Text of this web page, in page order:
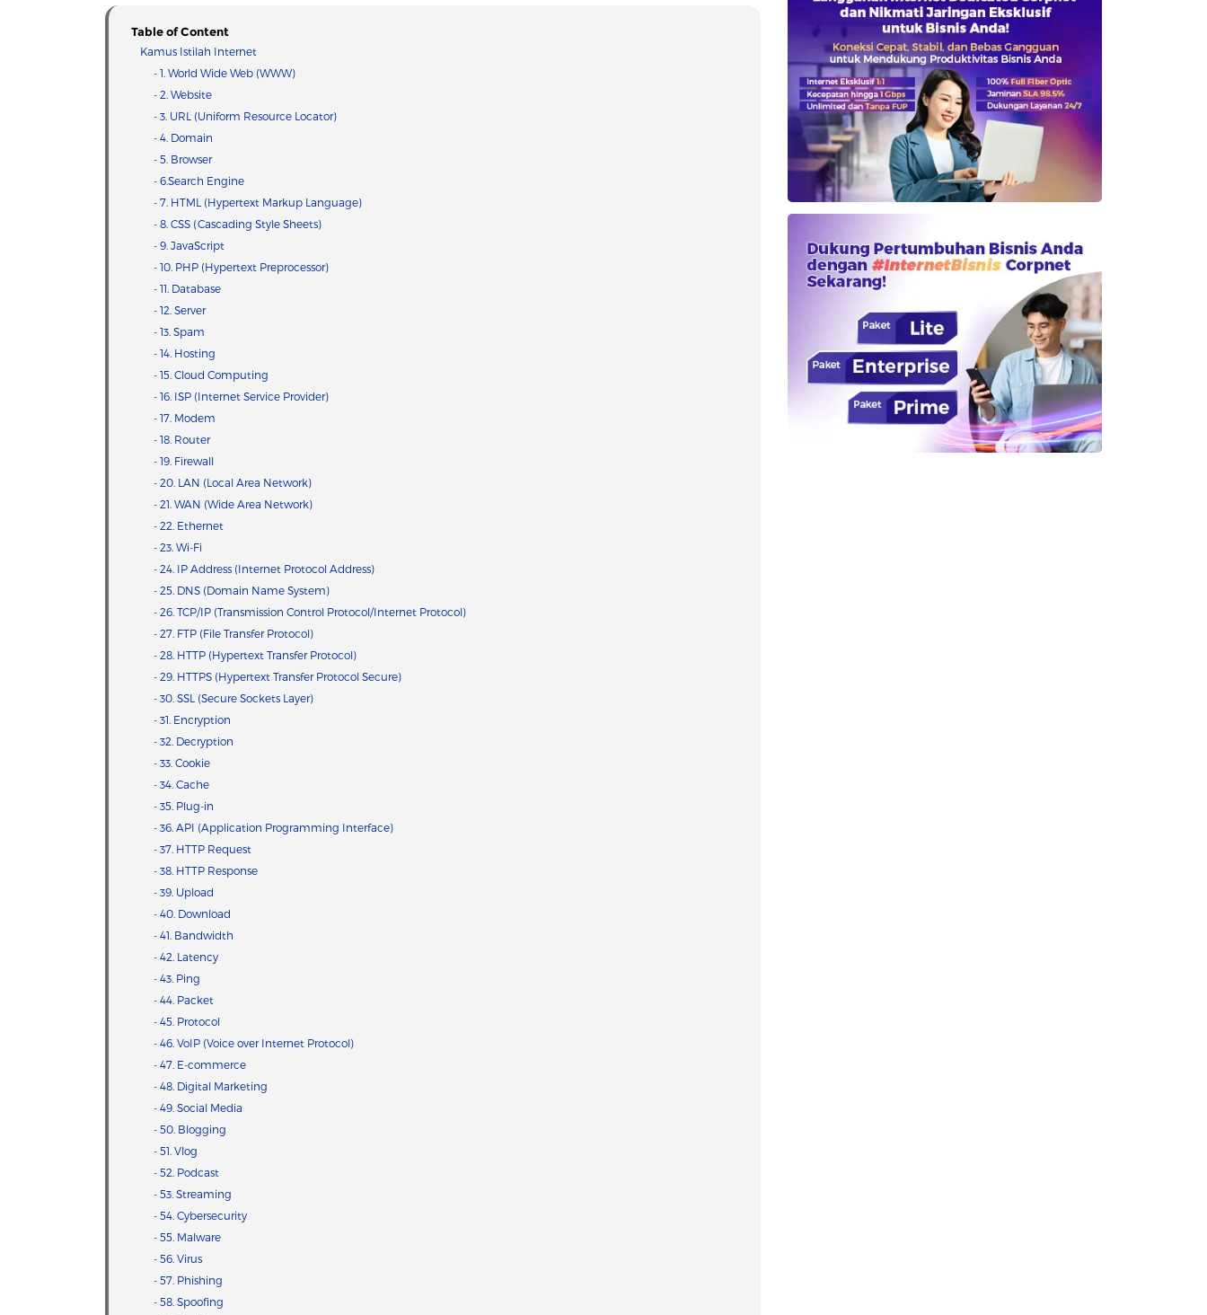
Table of Content
Kamus Istilah Internet
- 1. World Wide Web (WWW)
- 2. Website
- 3. URL (Uniform Resource Locator)
- 4. Domain
- 5. Browser
- 6.Search Engine
- 7. HTML (Hypertext Markup Language)
- 8. CSS (Cascading Style Sheets)
- 9. JavaScript
- 10. PHP (Hypertext Preprocessor)
- 11. Database
- 12. Server
- 13. Spam
- 14. Hosting
- 15. Cloud Computing
- 16. ISP (Internet Service Provider)
- 17. Modem
- 18. Router
- 19. Firewall
- 20. LAN (Local Area Network)
- 21. WAN (Wide Area Network)
- 22. Ethernet
- 23. Wi-Fi
- 24. IP Address (Internet Protocol Address)
- 25. DNS (Domain Name System)
- 26. TCP/IP (Transmission Control Protocol/Internet Protocol)
- 27. FTP (File Transfer Protocol)
- 28. HTTP (Hypertext Transfer Protocol)
- 29. HTTPS (Hypertext Transfer Protocol Secure)
- 30. SSL (Secure Sockets Layer)
- 31. Encryption
- 32. Decryption
- 33. Cookie
- 34. Cache
- 35. Plug-in
- 36. API (Application Programming Interface)
- 37. HTTP Request
- 38. HTTP Response
- 39. Upload
- 40. Download
- 41. Bandwidth
- 42. Latency
- 43. Ping
- 44. Packet
- 45. Protocol
- 46. VoIP (Voice over Internet Protocol)
- 47. E-commerce
- 48. Digital Marketing
- 49. Social Media
- 50. Blogging
- 51. Vlog
- 52. Podcast
- 53. Streaming
- 54. Cybersecurity
- 55. Malware
- 56. Virus
- 57. Phishing
- 58. Spoofing